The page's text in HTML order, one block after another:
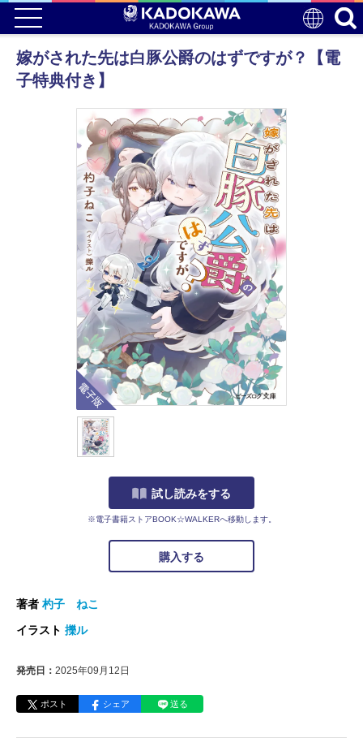
嫁がされた先は白豚公爵のはずですが？【電
子特典付き】
電子版
試し読みをする
※電子書籍ストアBOOK☆WALKERへ移動します。
購入する
著者 杓子 ねこ
イラスト 擽ル
発売日： 2025年09月12日
ポスト シェア 送る